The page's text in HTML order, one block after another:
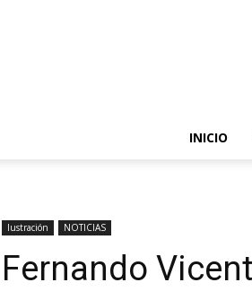
INICIO
Iustración NOTICIAS
Fernando